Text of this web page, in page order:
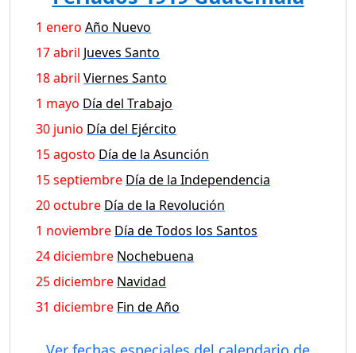
1 enero Año Nuevo
17 abril Jueves Santo
18 abril Viernes Santo
1 mayo Día del Trabajo
30 junio Día del Ejército
15 agosto Día de la Asunción
15 septiembre Día de la Independencia
20 octubre Día de la Revolución
1 noviembre Día de Todos los Santos
24 diciembre Nochebuena
25 diciembre Navidad
31 diciembre Fin de Año